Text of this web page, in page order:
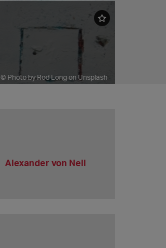
© Photo by Rod Long on Unsplash
Alexander von Nell